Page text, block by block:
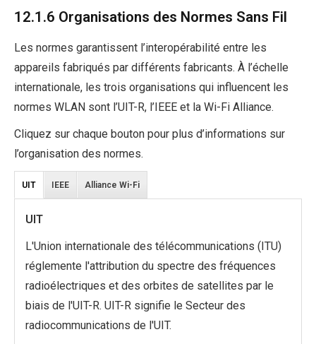
12.1.6 Organisations des Normes Sans Fil
Les normes garantissent l’interopérabilité entre les
appareils fabriqués par différents fabricants. À l’échelle
internationale, les trois organisations qui influencent les
normes WLAN sont l’UIT-R, l’IEEE et la Wi-Fi Alliance.
Cliquez sur chaque bouton pour plus d’informations sur
l’organisation des normes.
UIT IEEE Alliance Wi-Fi
UIT
L'Union internationale des télécommunications (ITU)
réglemente l'attribution du spectre des fréquences
radioélectriques et des orbites de satellites par le
biais de l'UIT-R. UIT-R signifie le Secteur des
radiocommunications de l'UIT.